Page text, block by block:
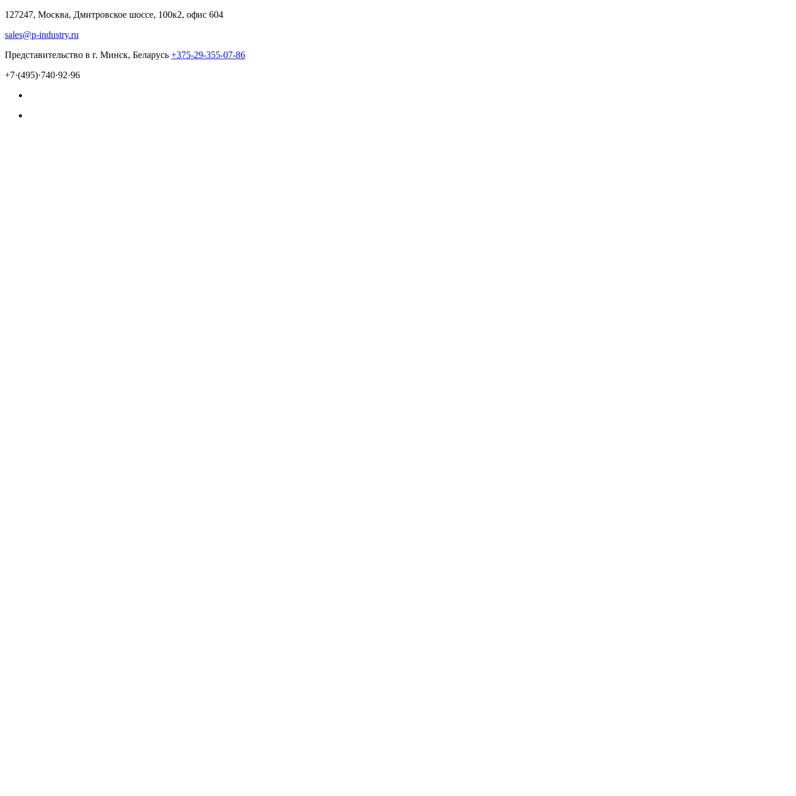
127247, Москва, Дмитровское шоссе, 100к2, офис 604
sales@p-industry.ru
Представительство в г. Минск, Беларусь +375-29-355-07-86
+7·(495)·740·92·96